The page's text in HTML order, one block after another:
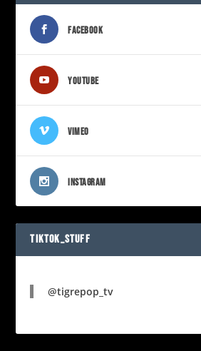
FACEBOOK
YOUTUBE
VIMEO
INSTAGRAM
TIKTOK_STUFF
@tigrepop_tv